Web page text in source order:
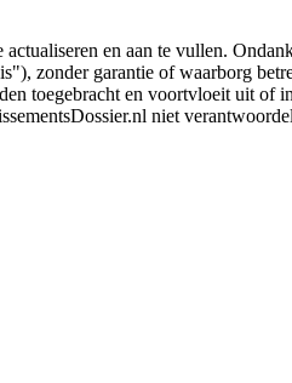
en aan te vullen.
zonder garantie of waarborg
toegebracht en voortvloeit uit of
niet